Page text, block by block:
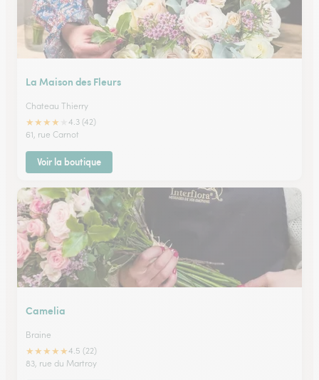
La Maison des Fleurs
Chateau Thierry
★★★★
4.3 (42)
61, rue Carnot
Voir la boutique
Camelia
Braine
★★★★★4.5 (22)
83, rue du Martroy